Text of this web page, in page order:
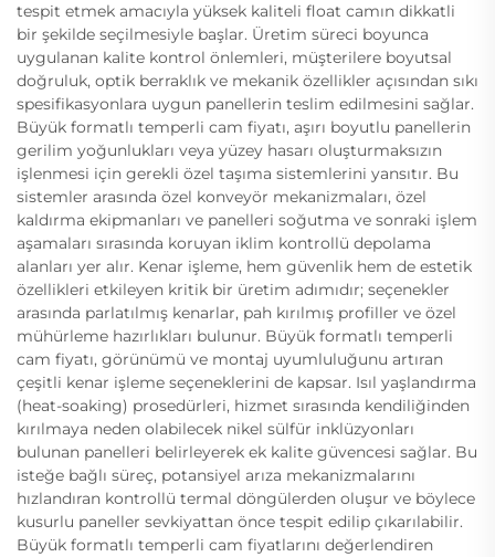
tespit etmek amacıyla yüksek kaliteli float camın dikkatli
bir şekilde seçilmesiyle başlar. Üretim süreci boyunca
uygulanan kalite kontrol önlemleri, müşterilere boyutsal
doğruluk, optik berraklık ve mekanik özellikler açısından sıkı
spesifikasyonlara uygun panellerin teslim edilmesini sağlar.
Büyük formatlı temperli cam fiyatı, aşırı boyutlu panellerin
gerilim yoğunlukları veya yüzey hasarı oluşturmaksızın
işlenmesi için gerekli özel taşıma sistemlerini yansıtır. Bu
sistemler arasında özel konveyör mekanizmaları, özel
kaldırma ekipmanları ve panelleri soğutma ve sonraki işlem
aşamaları sırasında koruyan iklim kontrollü depolama
alanları yer alır. Kenar işleme, hem güvenlik hem de estetik
özellikleri etkileyen kritik bir üretim adımıdır; seçenekler
arasında parlatılmış kenarlar, pah kırılmış profiller ve özel
mühürleme hazırlıkları bulunur. Büyük formatlı temperli
cam fiyatı, görünümü ve montaj uyumluluğunu artıran
çeşitli kenar işleme seçeneklerini de kapsar. Isıl yaşlandırma
(heat-soaking) prosedürleri, hizmet sırasında kendiliğinden
kırılmaya neden olabilecek nikel sülfür inklüzyonları
bulunan panelleri belirleyerek ek kalite güvencesi sağlar. Bu
isteğe bağlı süreç, potansiyel arıza mekanizmalarını
hızlandıran kontrollü termal döngülerden oluşur ve böylece
kusurlu paneller sevkiyattan önce tespit edilip çıkarılabilir.
Büyük formatlı temperli cam fiyatlarını değerlendiren